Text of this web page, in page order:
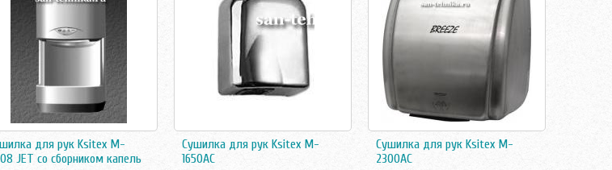
для рук Ksitex M-
JET со сборником капель
Сушилка для рук Ksitex M-
1650АС
Сушилка для рук Ksitex M-
2300AC